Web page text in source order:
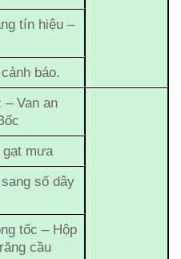
tín hiệu –
báo.
– Van an
gạt mưa
số dây
tốc – Hộp
cầu